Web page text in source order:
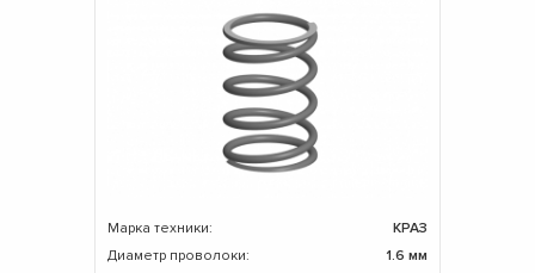
Марка техники:
КРАЗ
Диаметр проволоки:
1.6 мм